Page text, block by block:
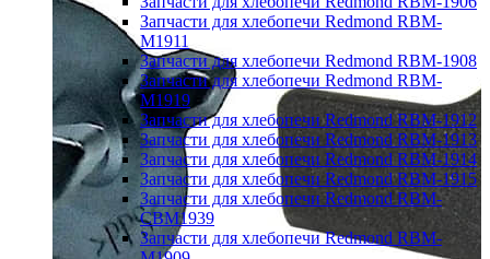
Запчасти для хлебопечи Redmond RBM-
M1911
Запчасти для хлебопечи Redmond RBM-1908
Запчасти для хлебопечи Redmond RBM-
M1919
Запчасти для хлебопечи Redmond RBM-1912
Запчасти для хлебопечи Redmond RBM-1913
Запчасти для хлебопечи Redmond RBM-1914
Запчасти для хлебопечи Redmond RBM-1915
Запчасти для хлебопечи Redmond RBM-
CBM1939
Запчасти для хлебопечи Redmond RBM-